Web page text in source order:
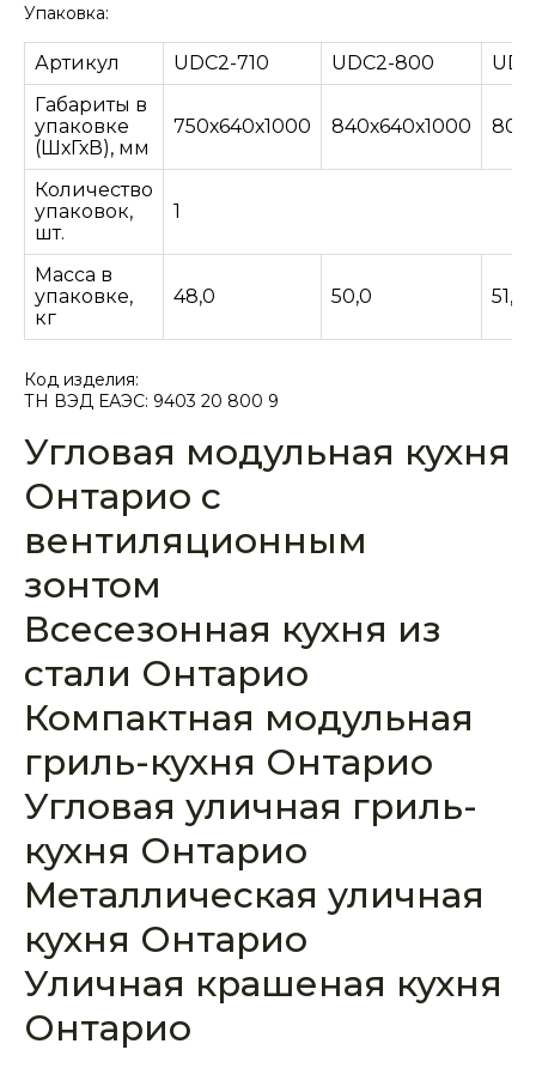
Упаковка:
Артикул UDC2-710 UDC2-800
Габариты в
упаковке
(ШхГхВ), мм
750х640х1000 840х640х1000
Количество
упаковок,
шт.
1
Масса в
упаковке,
кг
48,0 50,0 51,0
Код изделия:
ТН ВЭД ЕАЭС: 9403 20 800 9
Угловая модульная кухня
Онтарио с
вентиляционным
зонтом
Всесезонная кухня из
стали Онтарио
Компактная модульная
гриль-кухня Онтарио
Угловая уличная гриль-
кухня Онтарио
Металлическая уличная
кухня Онтарио
Уличная крашеная кухня
Онтарио